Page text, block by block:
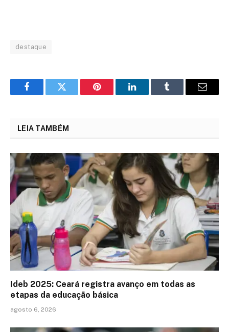
destaque
FacebookTwitter Pinterest LinkedInTumblr Email
LEIA TAMBÉM
Ideb 2025: Ceará registra avanço em todas as
etapas da educação básica
agosto 6, 2026